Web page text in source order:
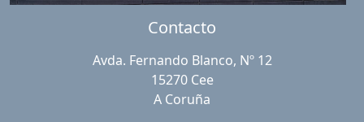
Contacto
Avda. Fernando Blanco, Nº 12
15270 Cee
A Coruña